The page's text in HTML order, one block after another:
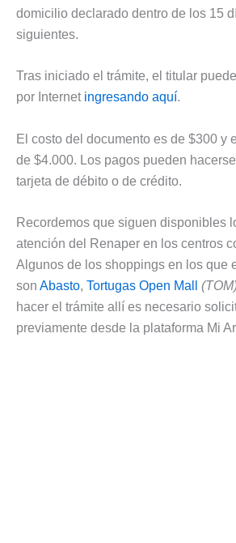
domicilio declarado dentro de los 15
siguientes.
Tras iniciado el trámite, el titular
por Internet ingresando aquí.
El costo del documento es de $300 y
de $4.000. Los pagos pueden
tarjeta de débito o de crédito.
Recordemos que siguen disponibles
atención del Renaper en los centros
Algunos de los shoppings en los que
son Abasto, Tortugas Open Mall
hacer el trámite allí es necesario
previamente desde la plataforma Mi